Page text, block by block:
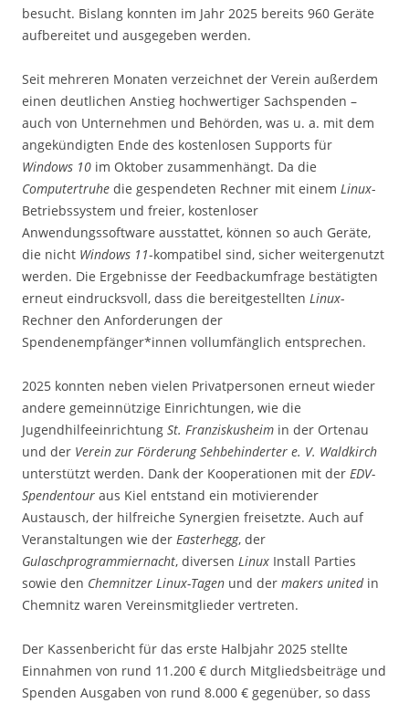
besucht. Bislang konnten im Jahr 2025 bereits 960 Geräte
aufbereitet und ausgegeben werden.
Seit mehreren Monaten verzeichnet der Verein außerdem
einen deutlichen Anstieg hochwertiger Sachspenden –
auch von Unternehmen und Behörden, was u. a. mit dem
angekündigten Ende des kostenlosen Supports für
Windows 10 im Oktober zusammenhängt. Da die
Computertruhe die gespendeten Rechner mit einem Linux-
Betriebssystem und freier, kostenloser
Anwendungssoftware ausstattet, können so auch Geräte,
die nicht Windows 11-kompatibel sind, sicher weitergenutzt
werden. Die Ergebnisse der Feedbackumfrage bestätigten
erneut eindrucksvoll, dass die bereitgestellten Linux-
Rechner den Anforderungen der
Spendenempfänger*innen vollumfänglich entsprechen.
2025 konnten neben vielen Privatpersonen erneut wieder
andere gemeinnützige Einrichtungen, wie die
Jugendhilfeeinrichtung St. Franziskusheim in der Ortenau
und der Verein zur Förderung Sehbehinderter e. V. Waldkirch
unterstützt werden. Dank der Kooperationen mit der EDV-
Spendentour aus Kiel entstand ein motivierender
Austausch, der hilfreiche Synergien freisetzte. Auch auf
Veranstaltungen wie der Easterhegg, der
Gulaschprogrammiernacht, diversen Linux Install Parties
sowie den Chemnitzer Linux-Tagen und der makers unitedin
Chemnitz waren Vereinsmitglieder vertreten.
Der Kassenbericht für das erste Halbjahr 2025 stellte
Einnahmen von rund 11.200 € durch Mitgliedsbeiträge und
Spenden Ausgaben von rund 8.000 € gegenüber, so dass